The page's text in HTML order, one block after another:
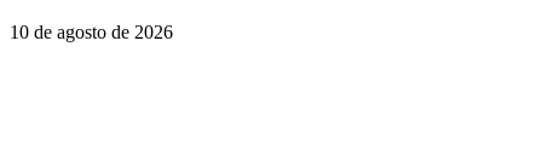
10 de agosto de 2026